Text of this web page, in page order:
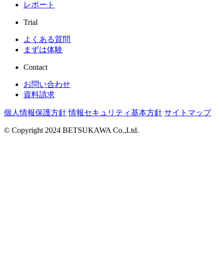
レポート
Trial
よくある質問
まずは体験
Contact
お問い合わせ
資料請求
個人情報保護方針 情報セキュリティ基本方針 サイトマップ
© Copyright 2024 BETSUKAWA Co.,Ltd.